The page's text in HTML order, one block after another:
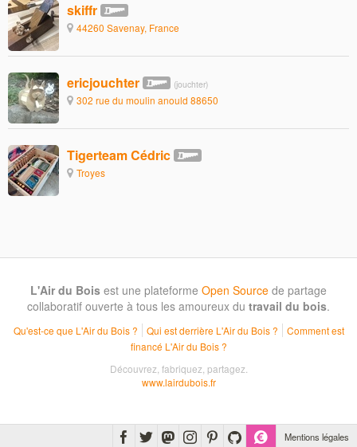
Mentions légales
skiffr
44260 Savenay, France
ericjouchter (jouchter)
302 rue du moulin anould 88650
Tigerteam Cédric
Troyes
L'Air du Bois est une plateforme Open Source de partage
collaboratif ouverte à tous les amoureux du travail du bois.
Qu'est-ce que L'Air du Bois ? Qui est derrière L'Air du Bois ?
Comment est
financé L'Air du Bois ?
Découvrez, fabriquez, partagez.
www.lairdubois.fr